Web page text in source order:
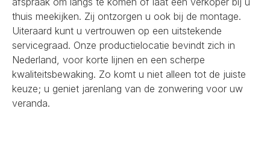
thuis meekijken. Zij ontzorgen u ook bij de montage.
Uiteraard kunt u vertrouwen op een uitstekende
servicegraad. Onze productielocatie bevindt zich in
Nederland, voor korte lijnen en een scherpe
kwaliteitsbewaking. Zo komt u niet alleen tot de juiste
keuze; u geniet jarenlang van de zonwering voor uw
veranda.